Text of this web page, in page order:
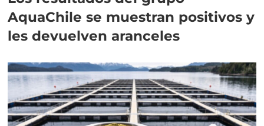
AquaChile se muestran positivos y
les devuelven aranceles